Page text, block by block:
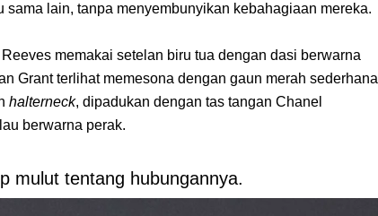
lain, tanpa menyembunyikan kebahagiaan mereka.
memakai setelan biru tua dengan dasi berwarna
Grant terlihat memesona dengan gaun merah sederhana
halterneck, dipadukan dengan tas tangan Chanel
berwarna perak.
mulut tentang hubungannya.